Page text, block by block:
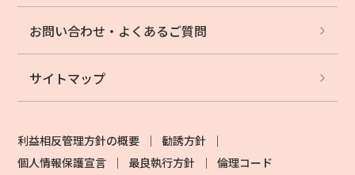
お問い合わせ・ よくあるご質問
サイトマップ
利益相反管理方針の概要
勧誘方針
個人情報保護宣言
最良執行方針 倫理コード